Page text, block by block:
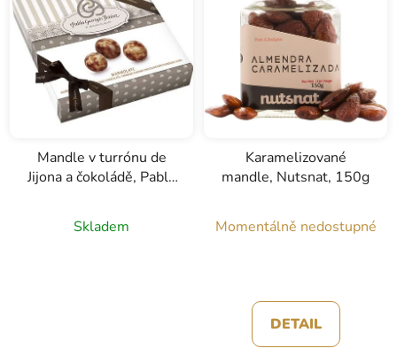
Mandle v turrónu de
Jijona a čokoládě, Pablo
Skladem
Karamelizované
mandle, Nutsnat, 150g
Momentálně nedostupné
DETAIL